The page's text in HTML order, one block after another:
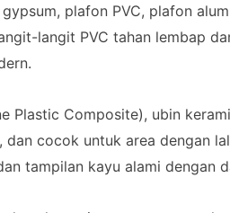
plafon PVC, plafon
langit PVC tahan lembap
Plastic Composite), ubin
cocok untuk area dengan
tampilan kayu alami dengan